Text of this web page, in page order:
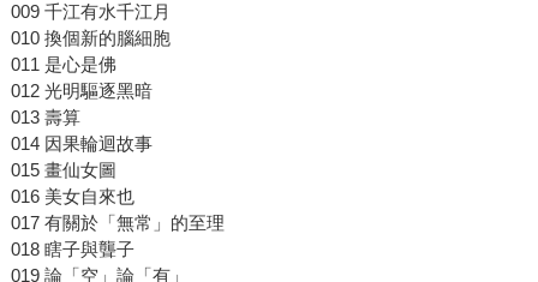
009 千江有水千江月
010 換個新的腦細胞
011 是心是佛
012 光明驅逐黑暗
013 壽算
014 因果輪迴故事
015 畫仙女圖
016 美女自來也
017 有關於「無常」的至理
018 瞎子與聾子
019 論「空」論「有」